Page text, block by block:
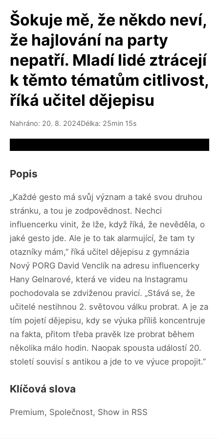
Šokuje mě, že někdo neví,
že hajlování na party
nepatří. Mladí lidé ztrácejí
k těmto tématům citlivost,
říká učitel dějepisu
Nahráno: 20. 8. 2024Délka: 25min 15s
Popis
„Každé gesto má svůj význam a také svou druhou
stránku, a tou je zodpovědnost. Nechci
influencerku vinit, že lže, když říká, že nevěděla, o
jaké gesto jde. Ale je to tak alarmující, že tam ty
otazníky mám,” říká učitel dějepisu z gymnázia
Nový PORG David Venclík na adresu influencerky
Hany Gelnarové, která ve videu na Instagramu
pochodovala se zdviženou pravicí. „Stává se, že
učitelé nestihnou 2. světovou válku probrat. A je za
tím pojetí dějepisu, kdy se výuka příliš koncentruje
na fakta, přitom třeba pravěk lze probrat během
několika málo hodin. Naopak spousta událostí 20.
století souvisí s antikou a jde to ve výuce propojit.”
Klíčová slova
Premium, Společnost, Show in RSS